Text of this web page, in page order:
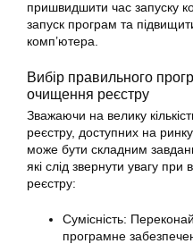
пришвидшити час запуску
запуск програм та
комп’ютера.
Вибір правильного
очищення реєстру
Зважаючи на велику
реєстру, доступних на
може бути складним
які слід звернути увагу
реєстру:
Сумісність:
програмне